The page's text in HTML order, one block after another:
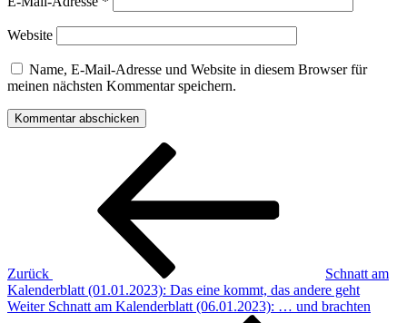
Website
Name, E-Mail-Adresse und Website in diesem Browser für
meinen nächsten Kommentar speichern.
Beitragsnavigation
Zurück
Schnatt am
Kalenderblatt (01.01.2023): Das eine kommt, das andere geht
Nächster
Weiter Schnatt am Kalenderblatt (06.01.2023): … und brachten